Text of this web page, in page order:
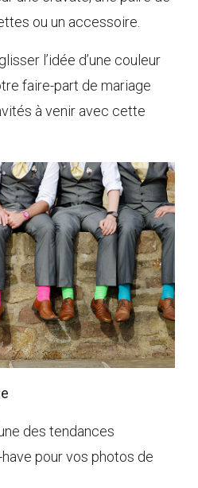
ou un accessoire.
l’idée d’une couleur
faire-part de mariage
à venir avec cette
des tendances
pour vos photos de